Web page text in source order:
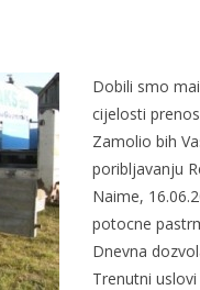
Dobili smo
cijelosti
Zamolio bih
poribljavanju
Naime,
potocne
Dnevna
Trenutni